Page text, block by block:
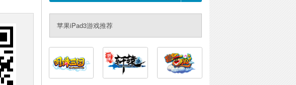
苹果iPad3游戏推荐